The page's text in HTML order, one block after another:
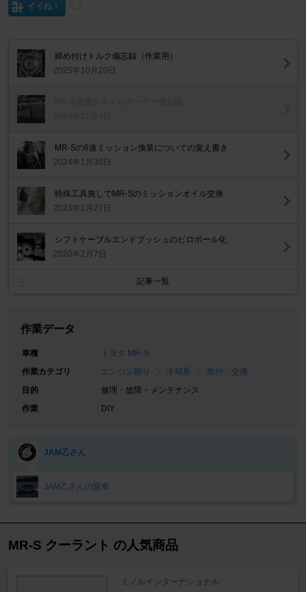
イイね！
締め付けトルク備忘録（作業用）
2025年10月20日
MR-Sの6速ミッション換装についての覚え書き
2024年1月30日
特殊工具無しでMR-Sのミッションオイル交換
2023年1月27日
シフトケーブルエンドブッシュのピロボール化
2020年2月7日
記事一覧
作業データ
車種
トヨタ MR-S
作業カテゴリ
エンジン廻り 冷却系
取付・交換
目的
修理・故障・メンテナンス
作業
DIY
JAM乙さん
JAM乙さんの愛車
MR-S クーラント の人気商品
ミノルインターナショナル